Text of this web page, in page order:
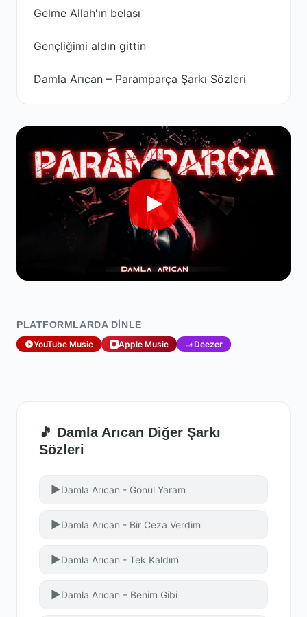
Gelme Allah'ın belası
Gençliğimi aldın gittin
Damla Arıcan – Paramparça Şarkı Sözleri
PLATFORMLARDA DINLE
YouTube Music Apple Music Deezer
🎵 Damla Arıcan Diğer Şarkı
Sözleri
▶Damla Arıcan - Gönül Yaram
▶Damla Arıcan - Bir Ceza Verdim
▶Damla Arıcan - Tek Kaldım
▶Damla Arıcan – Benim Gibi